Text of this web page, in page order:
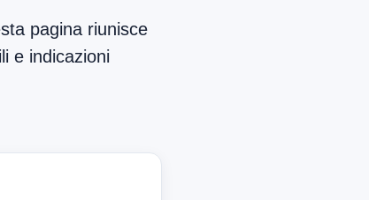
pagina riunisce
e indicazioni